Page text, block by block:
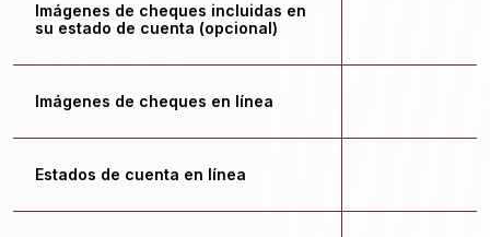
Imágenes de cheques incluidas en
su estado de cuenta (opcional)
Imágenes de cheques en línea
Estados de cuenta en línea